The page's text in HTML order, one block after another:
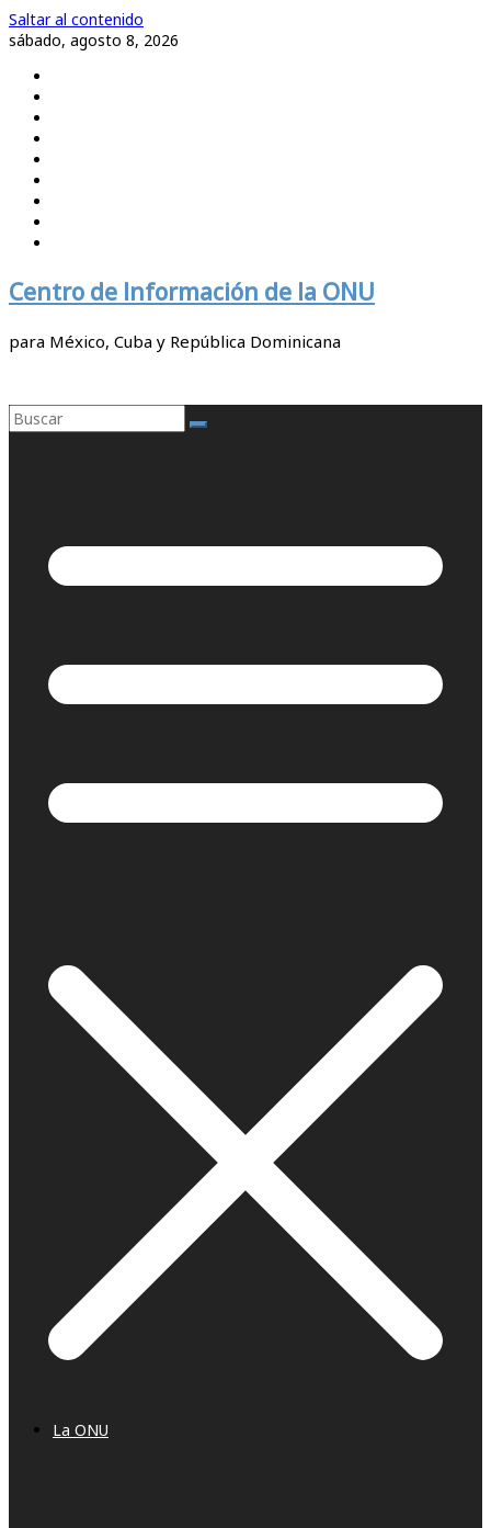
Saltar al contenido
sábado, agosto 8, 2026
Centro de Información de la ONU
para México, Cuba y República Dominicana
La ONU